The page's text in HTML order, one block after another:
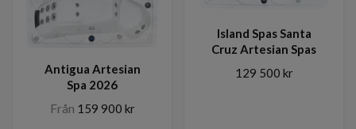
Antigua Artesian
Spa 2026
Från 159 900 kr
Island Spas Santa
Cruz Artesian Spas
129 500 kr